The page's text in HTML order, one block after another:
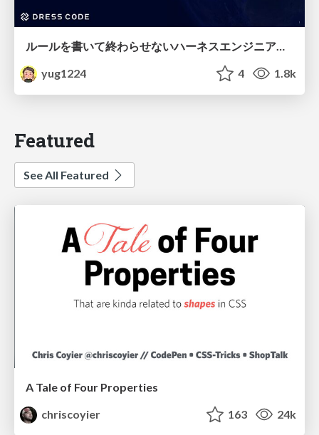
ルールを書いて終わらせないハーネスエンジニアリング
yug1224
4 1.8k
Featured
See All Featured
A Tale of Four Properties
chriscoyier
163 24k